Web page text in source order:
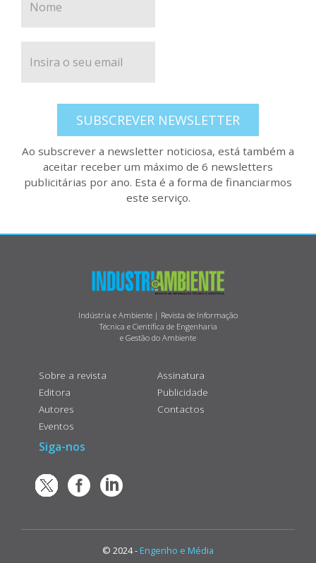
SUBSCREVER NEWSLETTER
Ao subscrever a newsletter noticiosa, está também a
aceitar receber um máximo de 6 newsletters
publicitárias por ano. Esta é a forma de financiarmos
este serviço.
Indústria e Ambiente | Revista de Informação
Técnica e Científica de Engenharia
e Gestão do Ambiente
Sobre a revista
Editora
Autores
Eventos
Assinatura
Publicidade
Contactos
Siga-nos
© 2024 - Engenho e Média